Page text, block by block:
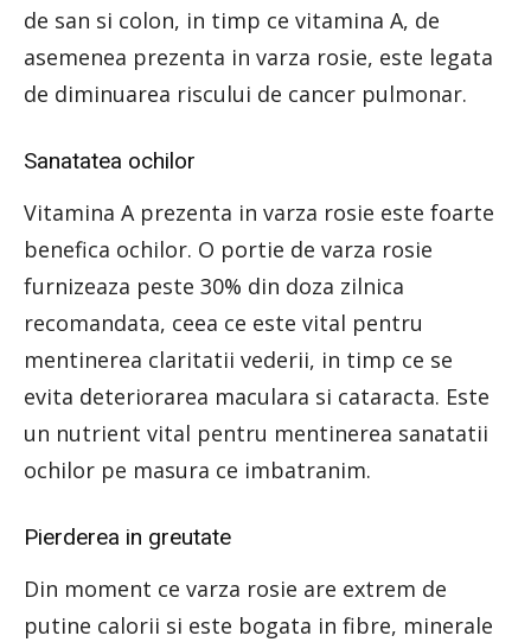
de san si colon, in timp ce vitamina A, de
asemenea prezenta in varza rosie, este legata
de diminuarea riscului de cancer pulmonar.
Sanatatea ochilor
Vitamina A prezenta in varza rosie este foarte
benefica ochilor. O portie de varza rosie
furnizeaza peste 30% din doza zilnica
recomandata, ceea ce este vital pentru
mentinerea claritatii vederii, in timp ce se
evita deteriorarea maculara si cataracta. Este
un nutrient vital pentru mentinerea sanatatii
ochilor pe masura ce imbatranim.
Pierderea in greutate
Din moment ce varza rosie are extrem de
putine calorii si este bogata in fibre, minerale